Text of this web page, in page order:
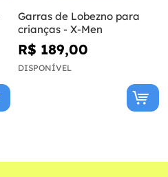
Garras de Lobezno para
crianças - X-Men
R$ 189,00
DISPONÍVEL